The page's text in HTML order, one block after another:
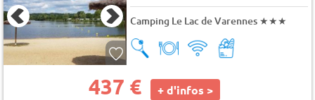
Camping Le Lac de Varennes ★★★
437 € + d'infos >